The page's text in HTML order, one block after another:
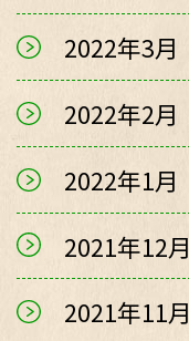
2022年3月
2022年2月
2022年1月
2021年12月
2021年11月